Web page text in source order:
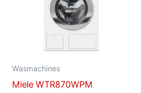
Wasmachines
Miele WTR870WPM